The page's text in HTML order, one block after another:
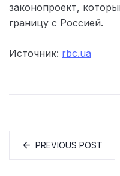
законопроект,
границу с Россией.
Источник: rbc.ua
PREVIOUS POST